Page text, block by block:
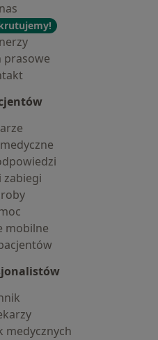
prasowe
zabiegi
mobilne
medycznych